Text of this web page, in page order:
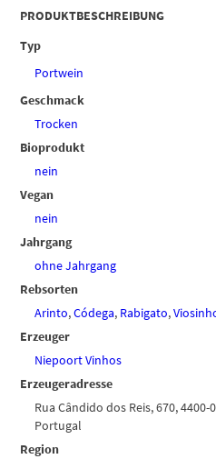
PRODUKTBESCHREIBUNG
Typ
Portwein
Geschmack
Trocken
Bioprodukt
nein
Vegan
nein
Jahrgang
ohne Jahrgang
Rebsorten
Arinto,Códega, Rabigato,
Erzeuger
Niepoort Vinhos
Erzeugeradresse
Rua Cândido dos Reis, 670, 4400-
Portugal
Region